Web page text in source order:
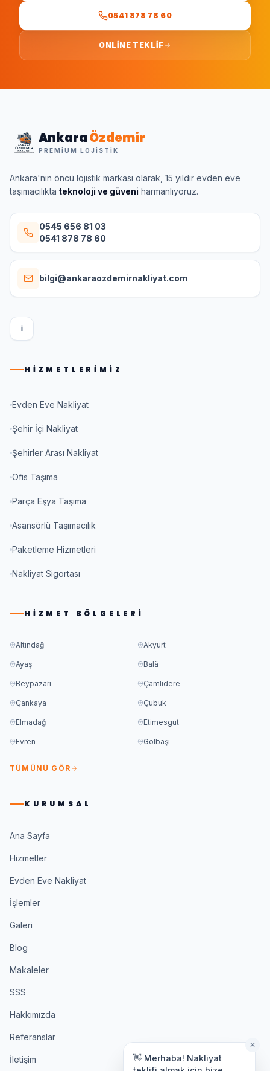
0541 878 78 60
ONLINE TEKLIF
AnkaraÖzdemir
PREMIUM LOJISTIK
Ankara'nın öncü lojistik markası olarak, 15 yıldır evden eve
taşımacılıkta teknoloji ve güveni harmanlıyoruz.
0545 656 81 03
0541 878 78 60
bilgi@ankaraozdemirnakliyat.com
I
HIZMETLERIMIZ
Evden Eve Nakliyat
Şehir İçi Nakliyat
Şehirler Arası Nakliyat
Ofis Taşıma
Parça Eşya Taşıma
Asansörlü Taşımacılık
Paketleme Hizmetleri
Nakliyat Sigortası
HIZMET BÖLGELERI
Altındağ Akyurt
Ayaş Balâ
Beypazarı Çamlıdere
Çankaya Çubuk
Elmadağ Etimesgut
Evren Gölbaşı
TÜMÜNÜ GÖR
KURUMSAL
Ana Sayfa
Hizmetler
Evden Eve Nakliyat
İşlemler
Galeri
Blog
Makaleler
SSS
Hakkımızda
Referanslar
İletişim
✕
👋 Merhaba! Nakliyat